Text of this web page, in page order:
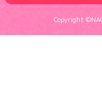
Copyright